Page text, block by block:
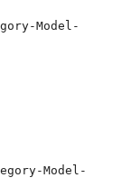
Model-
Model-